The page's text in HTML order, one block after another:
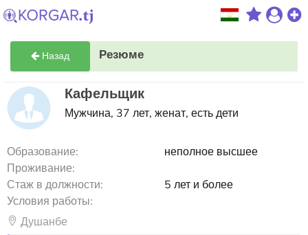
Назад Резюме
Кафельщик
Мужчина, 37 лет, женат, есть дети
Образование:
неполное высшее
Проживание:
Стаж в должности:
5 лет и более
Условия работы:
Душанбе